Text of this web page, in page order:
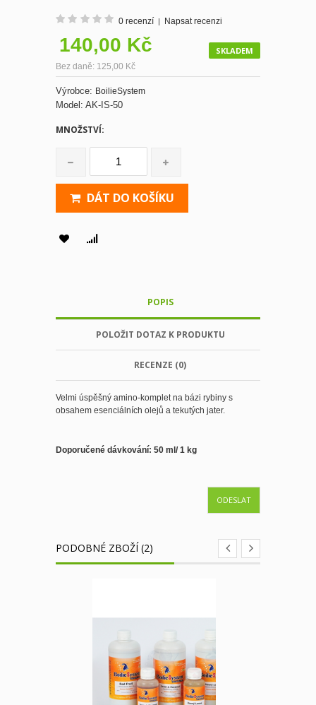
0 recenzí| Napsat recenzi
SKLADEM
140,00 Kč
Bez daně: 125,00 Kč
Výrobce: BoilieSystem
Model: AK-IS-50
MNOŽSTVÍ:
DÁT DO KOŠÍKU
POPIS
POLOŽIT DOTAZ K PRODUKTU
RECENZE (0)
Velmi úspěšný amino-komplet na bázi rybiny s
obsahem esenciálních olejů a tekutých jater.
Doporučené dávkování: 50 ml/ 1 kg
ODESLAT
PODOBNÉ ZBOŽÍ (2)